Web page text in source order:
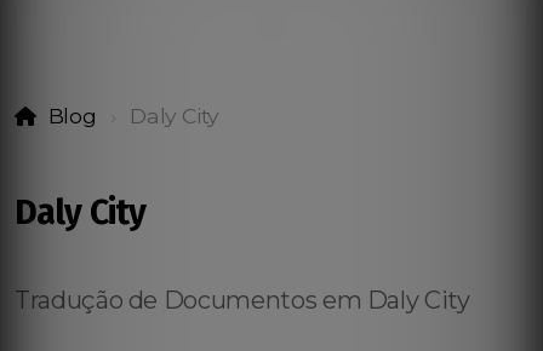
Blog Daly City
Daly City
Tradução de Documentos em Daly City